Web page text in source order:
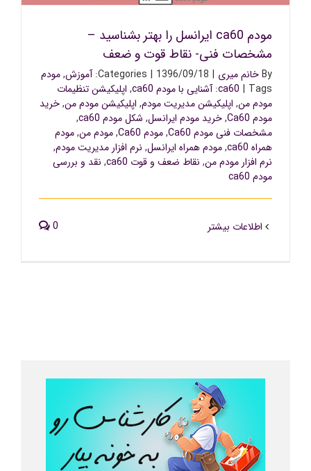
مودم ca60 ایرانسل را بهتر بشناسید –
مشخصات فنی- نقاط قوت و ضعف
Byخانم میری |
1396/09/18
|
Categories: آموزش,مودم
ca60 | Tags: آشنایی با مودم ca60 , اپلیکیشن تنظیمات
مودم من, اپلیکیشن مدیریت مودم, اپلیکیشن مودم من,خرید
مودم Ca60
,خرید مودم ایرانسل, شکل مودم ca60
,
مشخصات فنی مودم Ca60
,مودم Ca60 ,مودم من,مودم
همراه ca60
,مودم همراه ایرانسل, نرم افزار مدیریت مودم,
نرم افزار مودم من, نقاط ضعف و قوت ca60 , نقد و بررسی
مودم ca60
اطلاعات بیشتر 0